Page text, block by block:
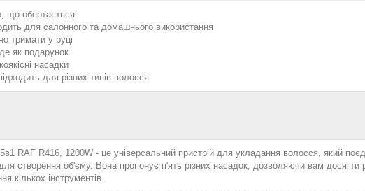
що обертається
для салонного та домашнього використання
тримати у руці
як подарунок
насадки
для різних типів волосся
RAF R416, 1200W - це універсальний пристрій для укладання волосся, який
створення об'єму. Вона пропонує п'ять різних насадок, дозволяючи вам досягти
кількох інструментів.